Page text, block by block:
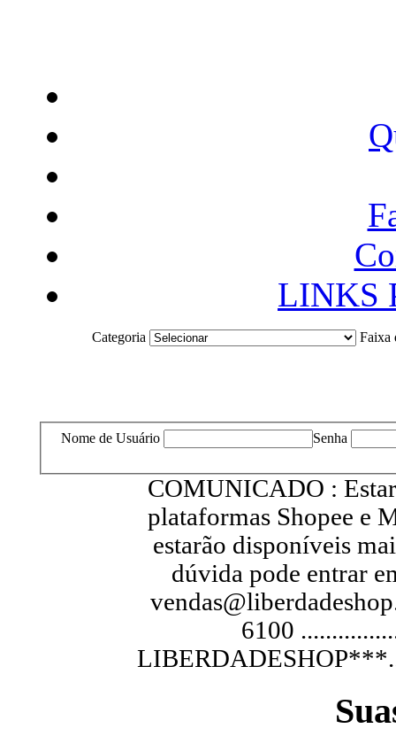
LINKS
Categoria Faixa
Nome de Usuário Senha
COMUNICADO :
plataformas Shopee e
estarão disponíveis
dúvida pode entrar
6100